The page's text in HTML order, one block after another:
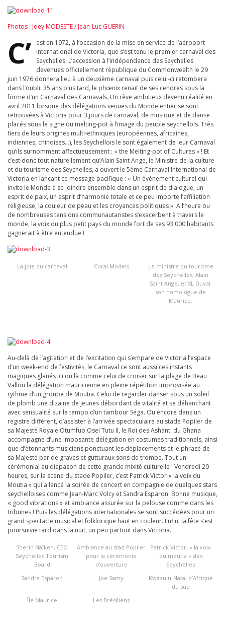
Photos : Joey MODESTE / Jean-Luc GUERIN
C’
est en 1972, à l’occasion de la mise en service de l’aéroport
international de Victoria, que s’est tenu le premier carnaval des
Seychelles. L’accession à l’indépendance des Seychelles
devenues officiellement république du Commonwealth le 29
juin 1976 donnera lieu à un deuxième carnaval puis celui-ci retombera
dans l’oubli. 35 ans plus tard, le phœnix renait de ses cendres sous la
forme d’un Carnaval des Carnavals. Un rêve ambitieux devenu réalité en
avril 2011 lorsque des délégations venues du Monde entier se sont
retrouvées à Victoria pour 3 jours de carnaval, de musique et de danse
placés sous le signe du melting-pot à l’image du peuple seychellois. Très
fiers de leurs origines multi-ethniques (européennes, africaines,
indiennes, chinoises…), les Seychellois le sont également de leur Carnaval
qu’ils surnomment affectueusement : « the Melting-pot of Cultures » ! Et
c’est donc tout naturellement qu’Alain Saint Ange, le Ministre de la culture
et du tourisme des Seychelles, a ouvert le 5ème Carnaval International de
Victoria en lançant ce message pacifique : « Un évènement culturel qui
invite le Monde à se joindre ensemble dans un esprit de dialogue, un
esprit de paix, un esprit d’harmonie totale et ce peu importe l’affiliation
religieuse, la couleur de peau et les croyances politiques ». A l’heure ou
de nombreuses tensions communautaristes s’exacerbent à travers le
monde, la voix du plus petit pays du monde fort de ses 93.000 habitants
gagnerait à être entendue !
La joie du carnaval Coral Models
Le ministre du tourisme
des Seychelles, Alain
Saint Ange, et XL Duval,
son homologue de
Maurice.
Au-delà de l’agitation et de l’excitation qui s’empare de Victoria l’espace
d’un week-end de festivités, le Carnaval ce sont aussi ces instants
magiques glanés ici ou là comme celui de croiser sur la plage de Beau
Vallon la délégation mauricienne en pleine répétition improvisée au
rythme d’un groupe de Moutia. Celui de regarder danser sous un soleil
de plomb une dizaine de jeunes débordant de vitalité et se déhanchant
avec sensualité sur le tempo d’un tambour Séga. Ou encore dans un
registre différent, d’assister à l’arrivée spectaculaire au stade Popiler de
sa Majesté Royale Otumfuo Osei Tutu II, le Roi des Ashanti du Ghana
accompagné d’une imposante délégation en costumes traditionnels, ainsi
que d’étonnants musiciens ponctuant les déplacements et le phrasé de
sa Majesté par de graves et gutturaux sons de trompe. Tout un
cérémonial au diapason de cette grande mixité culturelle ! Vendredi 20
heures, sur la scène du stade Popiler, c’est Patrick Victor « la voix du
Moutia » qui a lancé la soirée de concert en compagnie de quelques stars
seychelloises comme Jean-Marc Volcy et Sandra Esparon. Bonne musique,
« good vibrations » et ambiance assurée sur la pelouse comme dans les
tribunes ! Puis les délégations internationales se sont succédées pour un
grand spectacle musical et folklorique haut en couleur. Enfin, la fête s’est
poursuivie tard dans la nuit, un peu partout dans Victoria.
Sherin Naïken, CEO
Seychelles Tourism
Board
Ambiance au stad Popiler
pour la cérémonie
d’ouverture
Patrick Victor, « la voix
du moutia » des
Seychelles
Sandra Esparon
Joe Samy
Kwazulu-Natal d’Afrique
du sud
Île Maurice
Les Brésiliens